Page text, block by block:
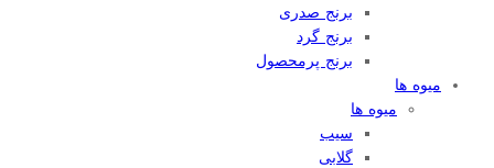
برنج صدری
برنج گرد
برنج پرمحصول
میوه ها
میوه ها
سیب
گلابی